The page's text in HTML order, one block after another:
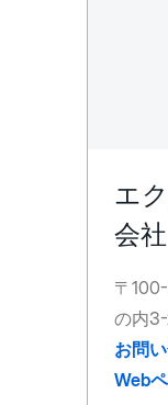
エ
会社
〒
の内
お問
Web